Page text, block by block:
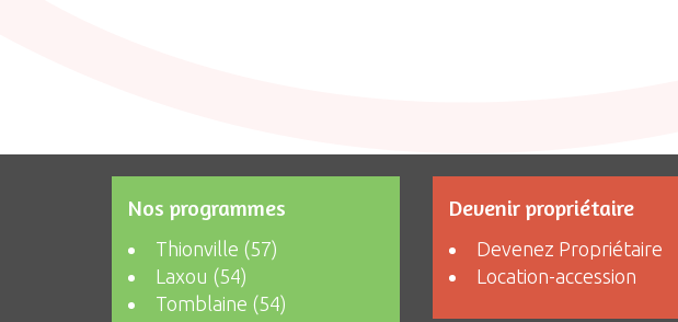
Nos programmes
Thionville (57)
Laxou (54)
Tomblaine (54)
Devenir propriétaire
Devenez Propriétaire
Location-accession